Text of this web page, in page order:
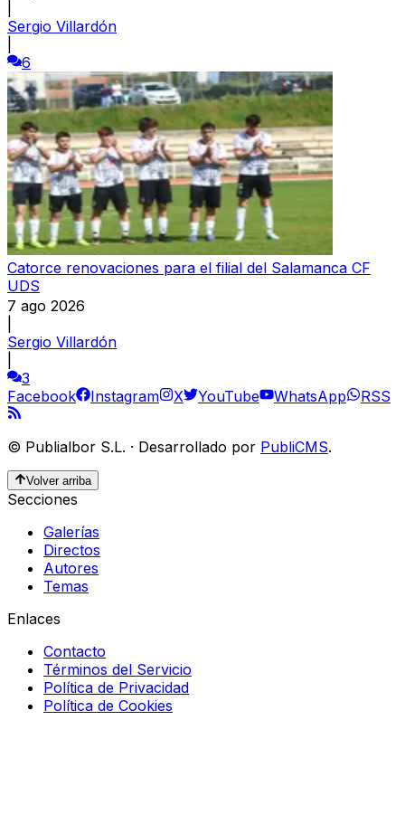
Sergio Villardón
6
Catorce renovaciones para el filial del Salamanca CF
UDS
7 ago 2026
Sergio Villardón
3
Facebook
Instagram X YouTube WhatsApp RSS
© Publialbor S.L. · Desarrollado por PubliCMS.
Volver arriba
Secciones
Galerías
Directos
Autores
Temas
Enlaces
Contacto
Términos del Servicio
Política de Privacidad
Política de Cookies